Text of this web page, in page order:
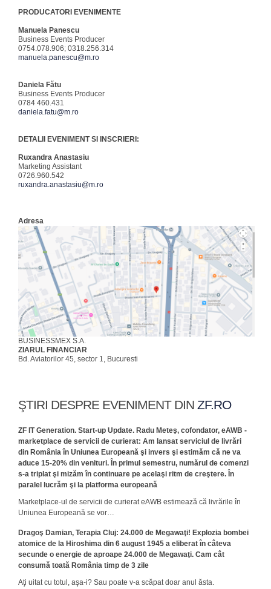
PRODUCATORI EVENIMENTE
Manuela Panescu
Business Events Producer
0754.078.906; 0318.256.314
manuela.panescu@m.ro
Daniela Fătu
Business Events Producer
0784 460.431
daniela.fatu@m.ro
DETALII EVENIMENT SI INSCRIERI:
Ruxandra Anastasiu
Marketing Assistant
0726.960.542
ruxandra.anastasiu@m.ro
Adresa
BUSINESSMEX S.A.
ZIARUL FINANCIAR
Bd. Aviatorilor 45, sector 1, Bucuresti
ŞTIRI DESPRE EVENIMENT DIN ZF.RO
ZF IT Generation. Start-up Update. Radu Meteş, cofondator, eAWB -
marketplace de servicii de curierat: Am lansat serviciul de livrări
din România în Uniunea Europeană şi invers şi estimăm că ne va
aduce 15-20% din venituri. În primul semestru, numărul de comenzi
s-a triplat şi mizăm în continuare pe acelaşi ritm de creştere. În
paralel lucrăm şi la platforma europeană
Marketplace-ul de servicii de curierat eAWB estimează că livrările în
Uniunea Europeană se vor…
Dragoş Damian, Terapia Cluj: 24.000 de Megawaţi! Explozia bombei
atomice de la Hiroshima din 6 august 1945 a eliberat în câteva
secunde o energie de aproape 24.000 de Megawaţi. Cam cât
consumă toată România timp de 3 zile
Aţi uitat cu totul, aşa-i? Sau poate v-a scăpat doar anul ăsta.